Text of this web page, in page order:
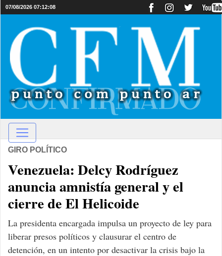
07/08/2026 07:12:08
GIRO POLÍTICO
Venezuela: Delcy Rodríguez
anuncia amnistía general y el
cierre de El Helicoide
La presidenta encargada impulsa un proyecto de ley para
liberar presos políticos y clausurar el centro de
detención, en un intento por desactivar la crisis bajo la